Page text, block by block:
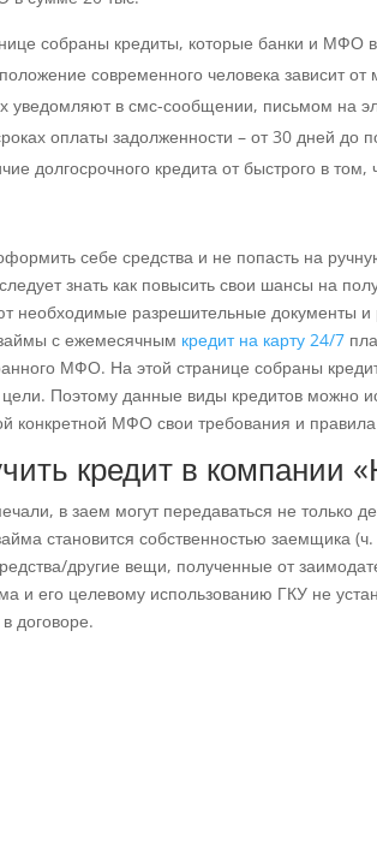
собраны кредиты, которые банки и
современного человека зависит от
уведомляют в смс-сообщении, письмом на
оплаты задолженности – от 30 дней до
долгосрочного кредита от быстрого в
себе средства и не попасть на
знать как повысить свои шансы на
необходимые разрешительные документы и
с ежемесячным кредит на карту 24/7
МФО. На этой странице собраны
Поэтому данные виды кредитов можно
конкретной МФО свои требования и
кредит в компании
в заем могут передаваться не только
становится собственностью заемщика
другие вещи, полученные от
и его целевому использованию ГКУ не
договоре.